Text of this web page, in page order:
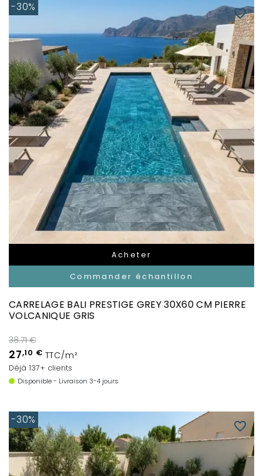
Acheter
Commander échantillon
favorite_border
CARRELAGE BALI PRESTIGE GREY 30X60 CM PIERRE
VOLCANIQUE GRIS
38.71 €
27,10 € TTC/m²
Déjà 137+ clients
Disponible - Livraison 3-4 jours
-30%
favorite_border
-30%